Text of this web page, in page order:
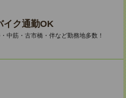
イク通勤OK
中筋・古市橋・伴など勤務地多数！